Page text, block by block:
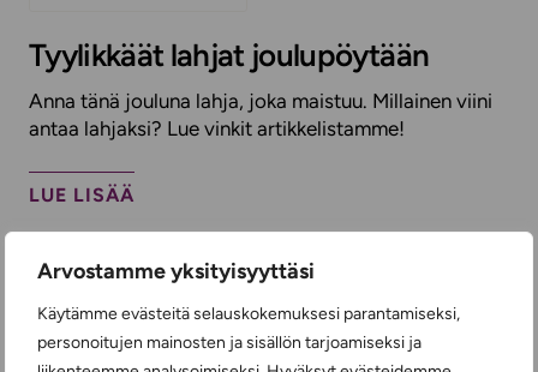
Arvostamme yksityisyyttäsi
Käytämme evästeitä selauskokemuksesi parantamiseksi,
personoitujen mainosten ja sisällön tarjoamiseksi ja
Tyylikkäät lahjat joulupöytään
Anna tänä jouluna lahja, joka maistuu. Millainen viini
antaa lahjaksi? Lue vinkit artikkelistamme!
LUE LISÄÄ